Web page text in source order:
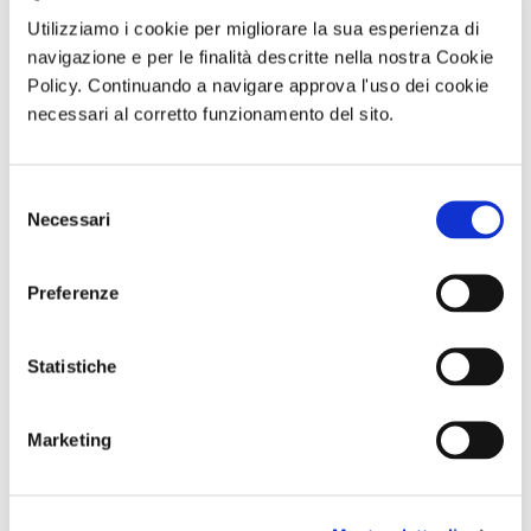
Utilizziamo i cookie per migliorare la sua esperienza di
navigazione e per le finalità descritte nella nostra Cookie
Policy. Continuando a navigare approva l'uso dei cookie
necessari al corretto funzionamento del sito.
delNecessari
Preferenze
Statistiche
Marketing
Domenica 06
2026
12 Settembre
2026 - Località
Dolo (VE)
Agosto 2026
potrebbero interessarti